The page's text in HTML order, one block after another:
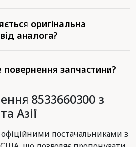
оригінальна
аналога?
запчастини?
8533660300 з
Азії
постачальниками з